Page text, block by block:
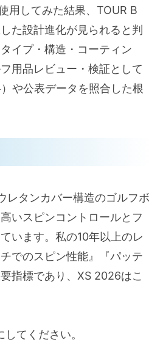
ラブ別の向き不向き
ローチ）
ト）
リングでの選定基準
の意味、性能比較の疑問
用してみた結果、TOUR B
た設計進化が見られると判
イプ・構造・コーティン
用品レビュー・検証として
や公表データを照合した根
レタンカバー構造のゴルフボ
いスピンコントロールとフ
います。私の10年以上のレ
でのスピン性能』『パッテ
指標であり、XS 2026はこ
してください。